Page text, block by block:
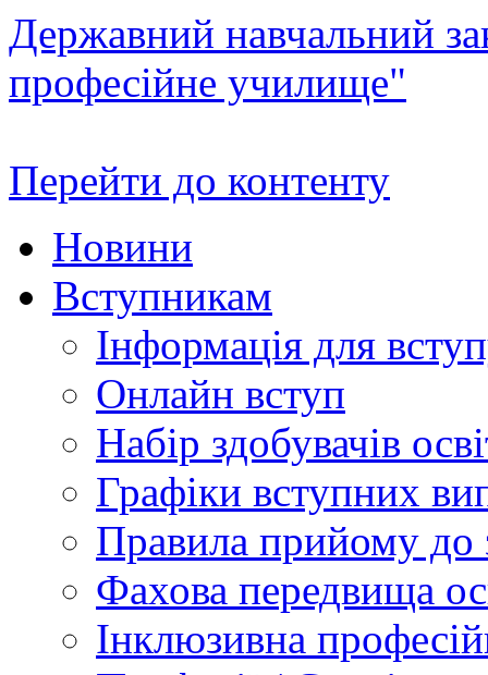
Державний навчальний
професійне училище"
Перейти до контенту
Новини
Вступникам
Інформація для
Онлайн вступ
Набір здобувачів
Графіки вступних
Правила прийому до
Фахова передвища
Інклюзивна